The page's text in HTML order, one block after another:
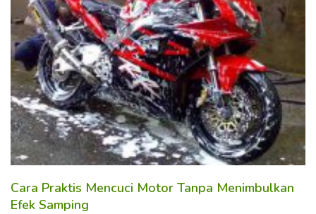
Cara Praktis Mencuci Motor Tanpa Menimbulkan
Efek Samping